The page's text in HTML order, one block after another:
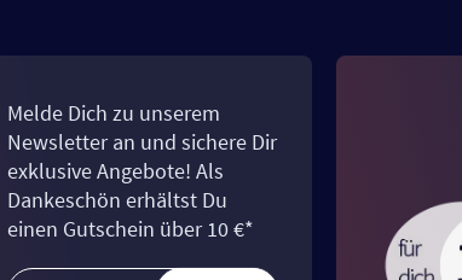
Melde Dich zu unserem
Newsletter an und sichere Dir
exklusive Angebote! Als
Dankeschön erhältst Du
einen Gutschein über 10 €*